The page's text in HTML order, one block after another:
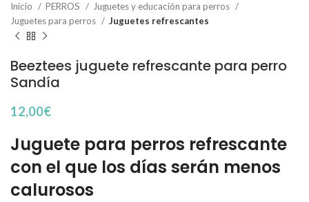
Inicio PERROS
Juguetes y educación para perros
Juguetes para perros
Juguetes refrescantes
Beeztees juguete refrescante para perro
Sandía
12,00€
Juguete para perros refrescante
con el que los días serán menos
calurosos